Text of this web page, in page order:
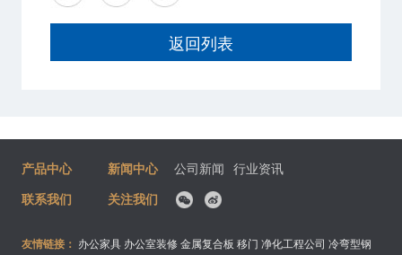
返回列表
产品中心 新闻中心 公司新闻 行业资讯
联系我们
关注我们
友情链接： 办公家具 办公室装修 金属复合板 移门 净化工程公司 冷弯型钢